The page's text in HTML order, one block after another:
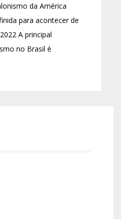
da América
para acontecer de
A principal
no Brasil é